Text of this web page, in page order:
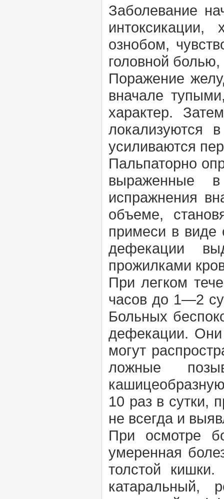
Заболевание
интоксикации,
ознобом,
головной
Поражение
вначале
характер.
локализуются
усиливаются
Пальпаторно
выраженные
испражнения
объеме,
примеси в виде
дефекации
прожилками
При легком
часов до 1—2
Больных
дефекации. Они
могут
ложные
10 раз в сутки,
не всегда и
При осмотре
умеренная
толстой
катаральный,